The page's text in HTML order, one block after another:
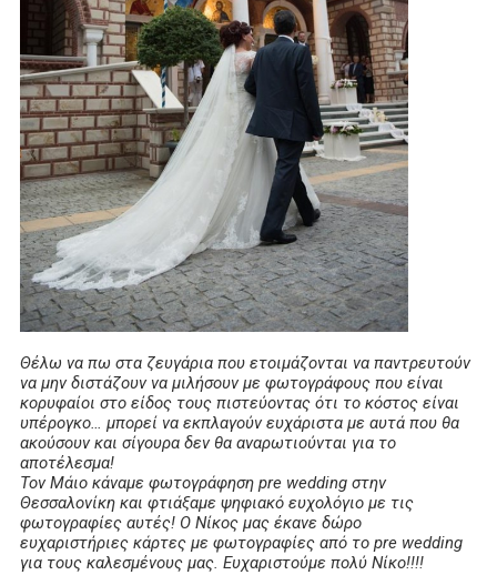
Θέλω να πω στα ζευγάρια που ετοιμάζονται να παντρευτούν
να μην διστάζουν να μιλήσουν με φωτογράφους που είναι
κορυφαίοι στο είδος τους πιστεύοντας ότι το κόστος είναι
υπέρογκο… μπορεί να εκπλαγούν ευχάριστα με αυτά που θα
ακούσουν και σίγουρα δεν θα αναρωτιούνται για το
αποτέλεσμα!
Τον Μάιο κάναμε φωτογράφηση pre wedding στην
Θεσσαλονίκη και φτιάξαμε ψηφιακό ευχολόγιο με τις
φωτογραφίες αυτές! Ο Νίκος μας έκανε δώρο
ευχαριστήριες κάρτες με φωτογραφίες από το pre wedding
για τους καλεσμένους μας. Ευχαριστούμε πολύ Νίκο!!!!